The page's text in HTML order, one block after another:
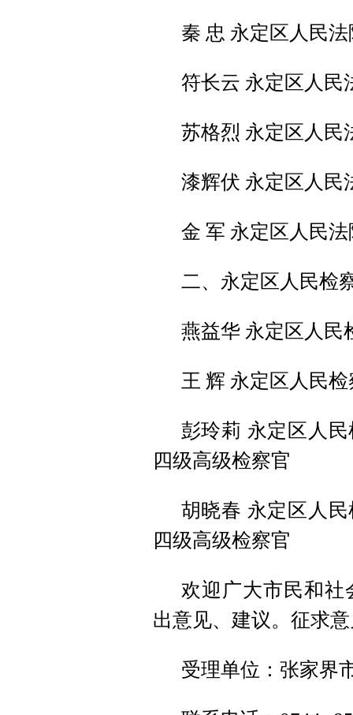
秦 忠 永定区人民
符长云 永定区人民
苏格烈 永定区人民
漆辉伏 永定区人民
金 军 永定区人民
二、永定区人民检
燕益华 永定区人民
王 辉 永定区人民
彭玲莉 永定区人
四级高级检察官
胡晓春 永定区人
四级高级检察官
欢迎广大市民和社
出意见、建议。征求
受理单位：张家界